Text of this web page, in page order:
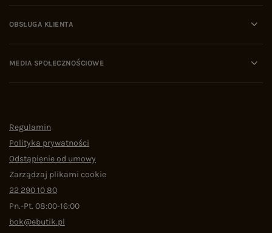
OBSŁUGA KLIENTA
MEDIA SPOŁECZNOŚCIOWE
Regulamin
Polityka prywatności
Odstąpienie od umowy
Zarządzaj plikami cookie
22 290 10 80
Pn.-Pt. 08:00-16:00
bok@ebutik.pl